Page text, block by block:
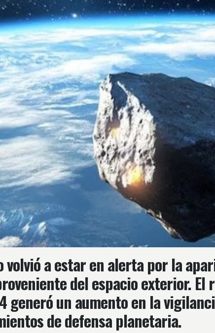
volvió a estar en alerta por la
del espacio exterior.
generó un aumento en la
de defensa planetaria.